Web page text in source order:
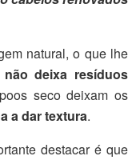
natural, o que lhe
deixa resíduos
seco deixam os
a dar textura.
destacar é que